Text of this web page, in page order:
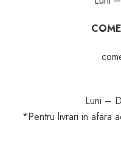
Luni –
*Pentru livrari in afara